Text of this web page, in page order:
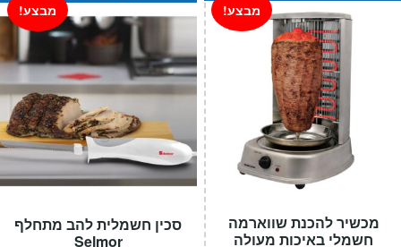
סכין חשמלית להב מתחלף
Selmor
מבצע!
מכשיר להכנת שווארמה
חשמלי באיכות מעולה
מבצע!